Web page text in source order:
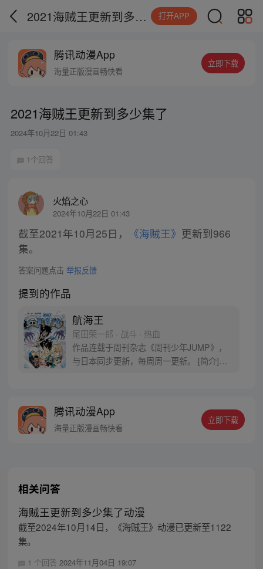
2021海贼王更新到多少集了 打开APP
腾讯动漫App
海量正版漫画畅快看
立即下载
2021海贼王更新到多少集了
2024年10月22日 01:43
1个回答
火焰之心
2024年10月22日 01:43
截至2021年10月25日， 《海贼王》 更新到966
集。
答案问题点击 举报反馈
提到的作品
航海王
尾田荣一郎 · 战斗 · 热血
作品连载于周刊杂志《周刊少年JUMP》，
与日本同步更新，每周周一更新。 [简介]有
十年后，路飞为实现与因救他而断臂的杰克
斯的约定而出海，开始了以成为海盗王为目
腾讯动漫App
海量正版漫画畅快看
立即下载
相关问答
海贼王更新到多少集了动漫
截至2024年10月14日，《海贼王》动漫已更新至1122
集。
1 个回答 2024年11月04日 19:07